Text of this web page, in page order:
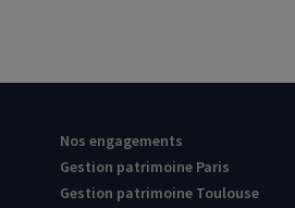
Nos engagements
Gestion patrimoine Paris
Gestion patrimoine Toulouse